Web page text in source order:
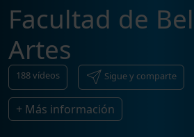
Facultad de
Artes
188vídeos Sigue y comparte
+ Más información